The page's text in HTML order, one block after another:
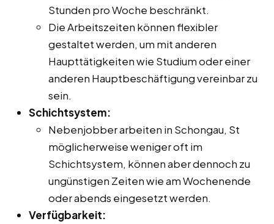
Stunden pro Woche beschränkt.
Die Arbeitszeiten können flexibler
gestaltet werden, um mit anderen
Haupttätigkeiten wie Studium oder einer
anderen Hauptbeschäftigung vereinbar zu
sein.
Schichtsystem:
Nebenjobber arbeiten in Schongau, St
möglicherweise weniger oft im
Schichtsystem, können aber dennoch zu
ungünstigen Zeiten wie am Wochenende
oder abends eingesetzt werden.
Verfügbarkeit: